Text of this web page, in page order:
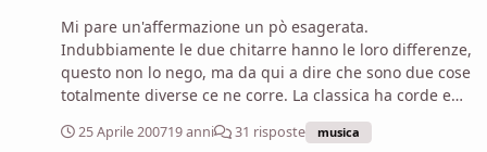
Mi pare un'affermazione un pò esagerata.
Indubbiamente le due chitarre hanno le loro differenze,
questo non lo nego, ma da qui a dire che sono due cose
totalmente diverse ce ne corre. La classica ha corde e
tastiera più larghe, quindi se vuoi iniziare con la
classica per poi passare all'elettrica dovrai fare un pò
25 Aprile 200719 anni 31 risposte musica